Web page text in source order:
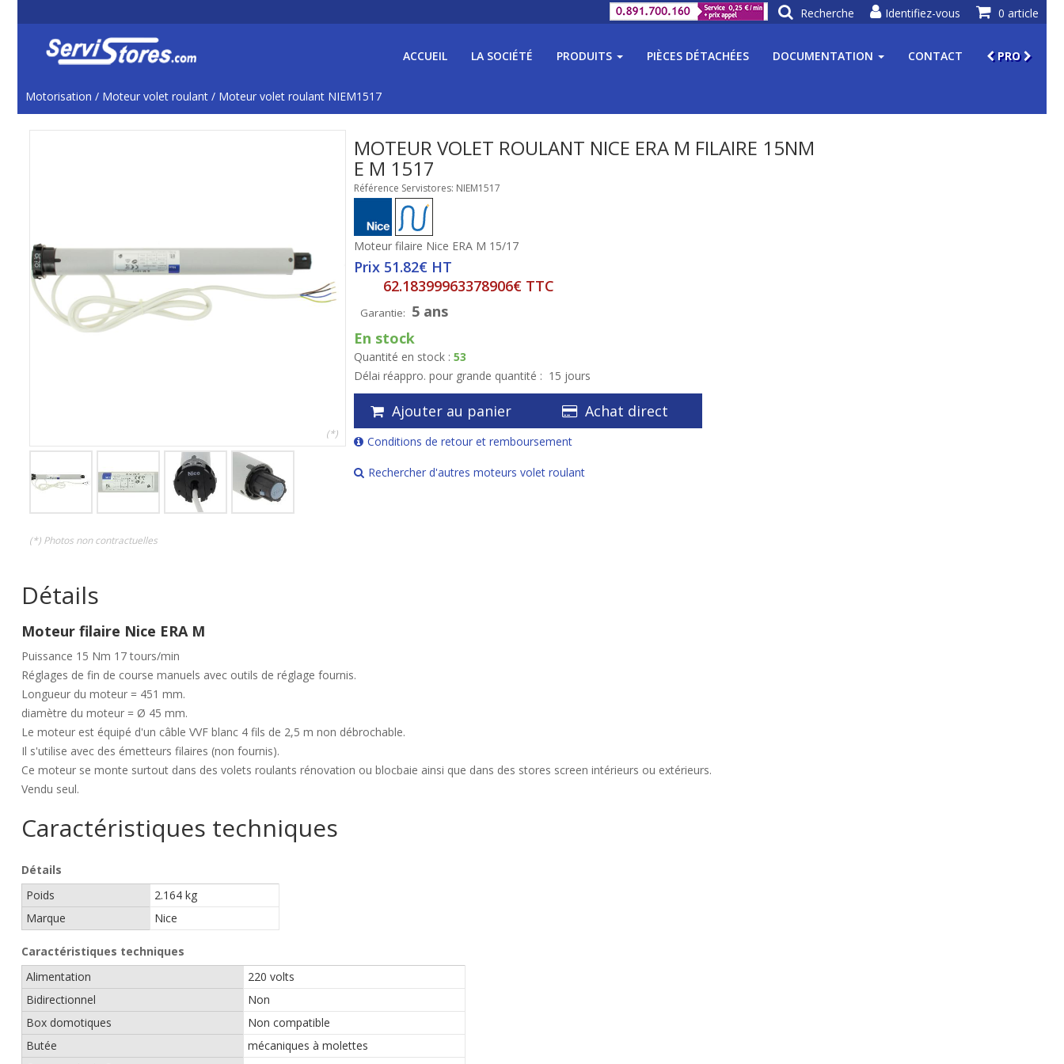
ACCUEIL LA SOCIÉTÉ PRODUITS PIÈCES DÉTACHÉES DOCUMENTATION CONTACT PRO
Motorisation / Moteur volet roulant / Moteur volet roulant NIEM1517
(*)
(*) Photos non contractuelles
MOTEUR VOLET ROULANT NICE ERA M FILAIRE 15NM
E M 1517
Référence Servistores: NIEM1517
Moteur filaire Nice ERA M 15/17
Prix 51.82€ HT
62.18399963378906€ TTC
Garantie: 5 ans
En stock
Quantité en stock : 53
Délai réappro. pour grande quantité : 15 jours
Ajouter au panier Achat direct
Conditions de retour et remboursement
Rechercher d'autres moteurs volet roulant
Détails
Moteur filaire Nice ERA M
Puissance 15 Nm 17 tours/min
Réglages de fin de course manuels avec outils de réglage fournis.
Longueur du moteur = 451 mm.
diamètre du moteur = Ø 45 mm.
Le moteur est équipé d'un câble VVF blanc 4 fils de 2,5 m non débrochable.
Il s'utilise avec des émetteurs filaires (non fournis).
Ce moteur se monte surtout dans des volets roulants rénovation ou blocbaie ainsi que dans des stores screen intérieurs ou extérieurs.
Vendu seul.
Caractéristiques techniques
Détails
Poids
2.164 kg
Marque
Nice
Caractéristiques techniques
Alimentation
220 volts
Bidirectionnel
Non
Box domotiques
Non compatible
Butée
mécaniques à molettes
0 article
Identifiez-vous
Recherche